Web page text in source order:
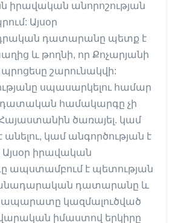
իրավական անորոշության
Այսօր
դատարանը պետք է
և թողնի, որ Քոչարյանի
շարունակվի:
սպասարկելու համար
համակարգը չի
ծառայել. կամ
կամ անգործության է
Այսօր իրավական
ապստամբում է պետության
դատարանը և
կազմալուծված
իմաստով երկիրը